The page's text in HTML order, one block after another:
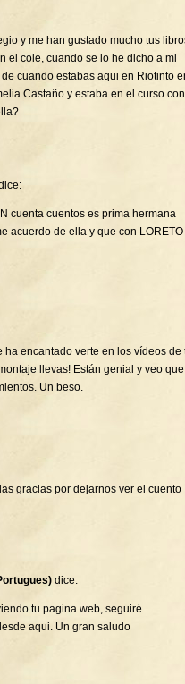
y me han gustado mucho tus
el cole, cuando se lo he dicho a mi
cuando estabas aqui en Riotinto
Castaño y estaba en el curso con
cuenta cuentos es prima hermana
acuerdo de ella y que con LORETO
ha encantado verte en los vídeos de
llevas! Están genial y veo que
Un beso.
gracias por dejarnos ver el cuento
dice:
tu pagina web, seguiré
aqui. Un gran saludo